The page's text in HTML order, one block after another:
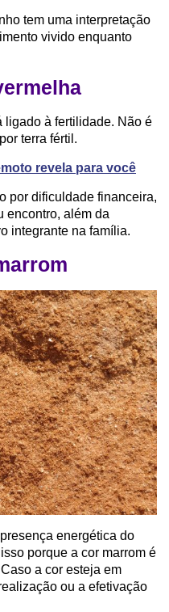
tem uma interpretação
vivido enquanto
ligado à fertilidade. Não é
terra fértil.
revela para você
por dificuldade financeira,
encontro, além da
integrante na família.
energética do
porque a cor marrom é
a cor esteja em
ou a efetivação